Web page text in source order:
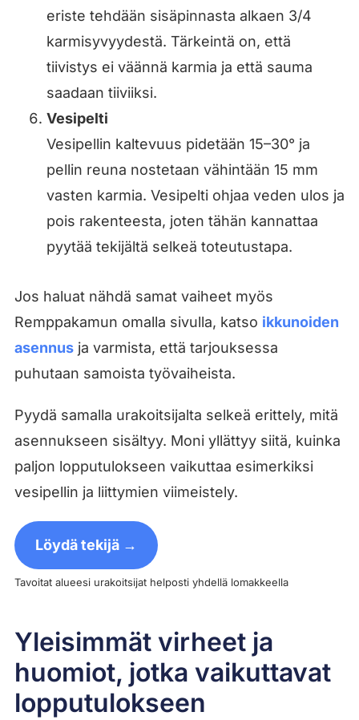
eriste tehdään sisäpinnasta alkaen 3/4
karmisyvyydestä. Tärkeintä on, että
tiivistys ei väännä karmia ja että sauma
saadaan tiiviiksi.
Vesipelti
Vesipellin kaltevuus pidetään 15–30° ja
pellin reuna nostetaan vähintään 15 mm
vasten karmia. Vesipelti ohjaa veden ulos ja
pois rakenteesta, joten tähän kannattaa
pyytää tekijältä selkeä toteutustapa.
Jos haluat nähdä samat vaiheet myös
Remppakamun omalla sivulla, katso ikkunoiden
asennusja varmista, että tarjouksessa
puhutaan samoista työvaiheista.
Pyydä samalla urakoitsijalta selkeä erittely, mitä
asennukseen sisältyy. Moni yllättyy siitä, kuinka
paljon lopputulokseen vaikuttaa esimerkiksi
vesipellin ja liittymien viimeistely.
Löydä tekijä →
Tavoitat alueesi urakoitsijat helposti yhdellä lomakkeella
Yleisimmät virheet ja
huomiot, jotka vaikuttavat
lopputulokseen